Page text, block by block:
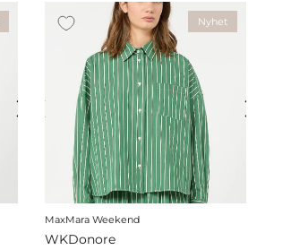
Nyhet
MaxMara Weekend
WKDonore